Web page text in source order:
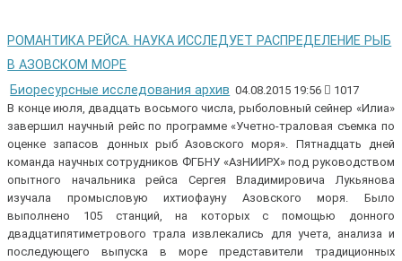
РОМАНТИКА РЕЙСА. НАУКА ИССЛЕДУЕТ РАСПРЕДЕЛЕНИЕ РЫБ
В АЗОВСКОМ МОРЕ
Биоресурсные исследования архив 04.08.2015 19:56
1017
В конце июля, двадцать восьмого числа, рыболовный сейнер «Илиа»
завершил научный рейс по программе «Учетно-траловая съемка по
оценке запасов донных рыб Азовского моря». Пятнадцать дней
команда научных сотрудников ФГБНУ «АзНИИРХ» под руководством
опытного начальника рейса Сергея Владимировича Лукьянова
изучала промысловую ихтиофауну Азовского моря. Было
выполнено 105 станций, на которых с помощью донного
двадцатипятиметрового трала извлекались для учета, анализа и
последующего выпуска в море представители традиционных